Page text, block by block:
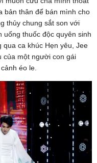
bản thân để bán mình cho
thủy chung sắt son với
thuốc độc quyên sinh
ca khúc Hẹn yêu, Jee
của một người con gái
éo le.